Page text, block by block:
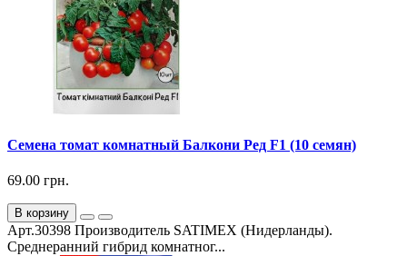
Семена томат комнатный Балкони Ред F1 (10 семян)
69.00 грн.
В корзину
Арт.30398 Производитель SATIMEX (Нидерланды).
Среднеранний гибрид комнатног...